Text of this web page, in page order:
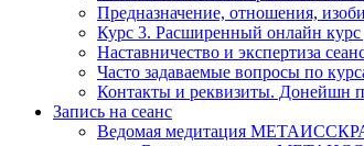
Предназначение, отношения,
Курс 3. Расширенный онлайн
Наставничество и экспертиза
Часто задаваемые вопросы по
Контакты и реквизиты. Донейшн
Запись на сеанс
Ведомая медитация МЕТАИССКРА.